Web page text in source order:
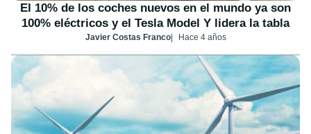
El 10% de los coches nuevos en el mundo ya son
100% eléctricos y el Tesla Model Y lidera la tabla
Javier Costas Franco Hace 4 años